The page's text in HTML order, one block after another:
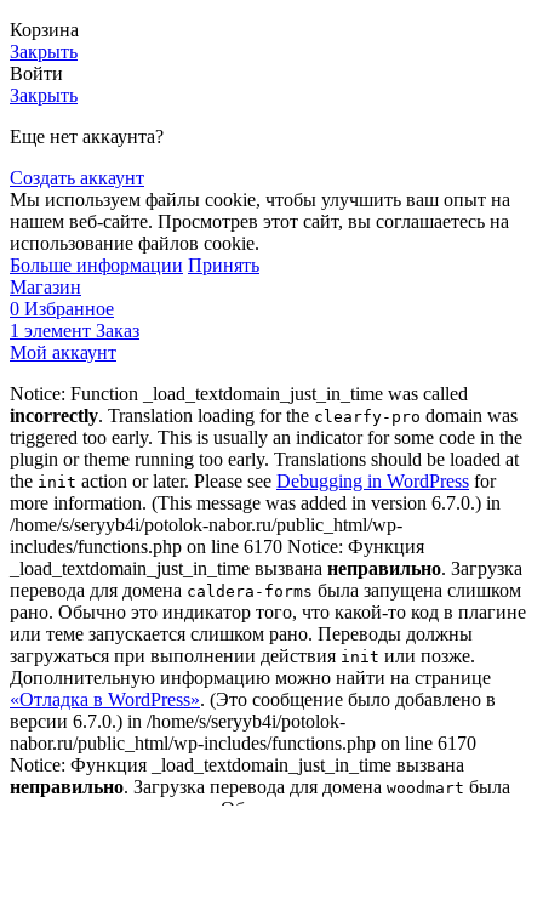
Корзина
Закрыть
Войти
Закрыть
Еще нет аккаунта?
Создать аккаунт
Мы используем файлы cookie, чтобы улучшить ваш опыт на
нашем веб-сайте. Просмотрев этот сайт, вы соглашаетесь на
использование файлов cookie.
Больше информации Принять
Магазин
0 Избранное
1 элемент Заказ
Мой аккаунт
Notice: Function _load_textdomain_just_in_time was called
incorrectly. Translation loading for the clearfy-pro domain was
triggered too early. This is usually an indicator for some code in the
plugin or theme running too early. Translations should be loaded at
the init action or later. Please see Debugging in WordPress for
more information. (This message was added in version 6.7.0.) in
/home/s/seryyb4i/potolok-nabor.ru/public_html/wp-
includes/functions.php on line 6170 Notice: Функция
_load_textdomain_just_in_time вызвана неправильно. Загрузка
перевода для домена caldera-forms была запущена слишком
рано. Обычно это индикатор того, что какой-то код в плагине
или теме запускается слишком рано. Переводы должны
загружаться при выполнении действия init или позже.
Дополнительную информацию можно найти на странице
«Отладка в WordPress». (Это сообщение было добавлено в
версии 6.7.0.) in /home/s/seryyb4i/potolok-
nabor.ru/public_html/wp-includes/functions.php on line 6170
Notice: Функция _load_textdomain_just_in_time вызвана
неправильно. Загрузка перевода для домена woodmart была
запущена слишком рано. Обычно это индикатор того, что